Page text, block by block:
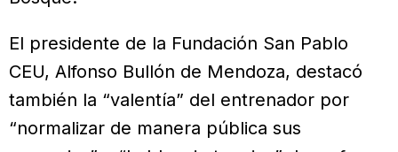
El presidente de la Fundación San Pablo
CEU, Alfonso Bullón de Mendoza, destacó
también la “valentía” del entrenador por
“normalizar de manera pública sus